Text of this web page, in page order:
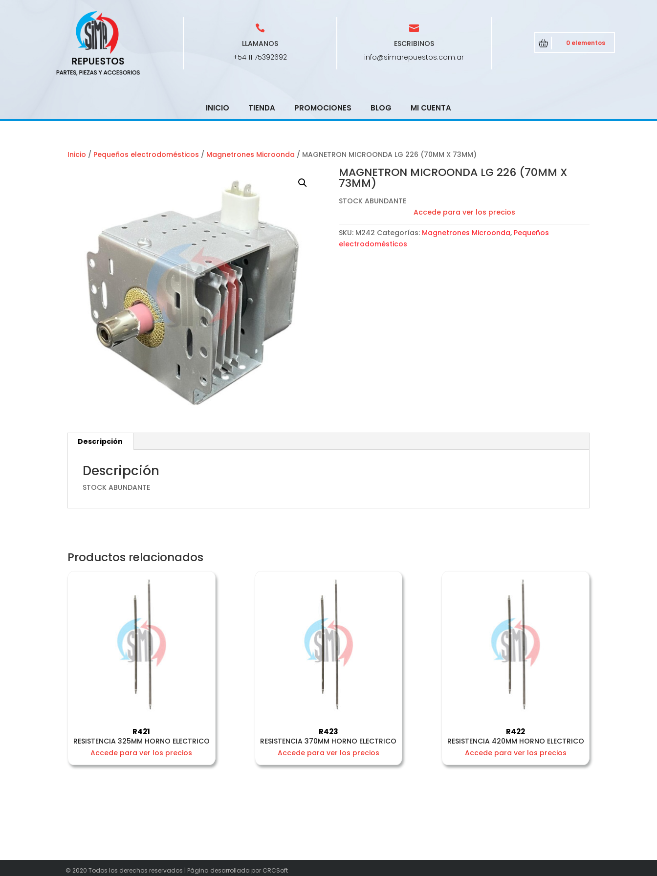
LLAMANOS
+54 11 75392692
ESCRIBINOS
info@simarepuestos.com.ar
0 elementos
INICIO TIENDA PROMOCIONES BLOG MI CUENTA
Inicio / Pequeños electrodomésticos / Magnetrones Microonda / MAGNETRON MICROONDA LG 226 (70MM X 73MM)
MAGNETRON MICROONDA LG 226 (70MM X
73MM)
STOCK ABUNDANTE
Accede para ver los precios
SKU: M242 Categorías: Magnetrones Microonda, Pequeños
electrodomésticos
Descripción
Descripción
STOCK ABUNDANTE
Productos relacionados
R421
RESISTENCIA 325MM HORNO ELECTRICO
Accede para ver los precios
R423
RESISTENCIA 370MM HORNO ELECTRICO
Accede para ver los precios
R422
RESISTENCIA 420MM HORNO ELECTRICO
Accede para ver los precios
© 2020 Todos los derechos reservados | Página desarrollada por CRCSoft